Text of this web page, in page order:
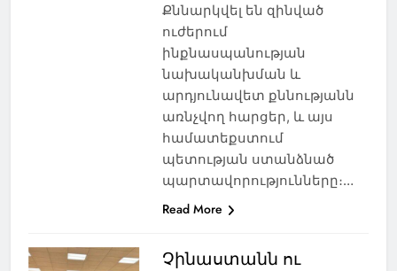
Քննարկվել են զինված
ուժերում
ինքնասպանության
նախականխման և
արդյունավետ քննությանն
առնչվող հարցեր, և այս
համատեքստում
պետության ստանձնած
պարտավորությունները։…
Read More
Չինաստանն ու